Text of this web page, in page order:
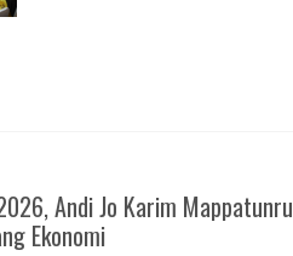
Andi Jo Karim Mappatunru
Ekonomi